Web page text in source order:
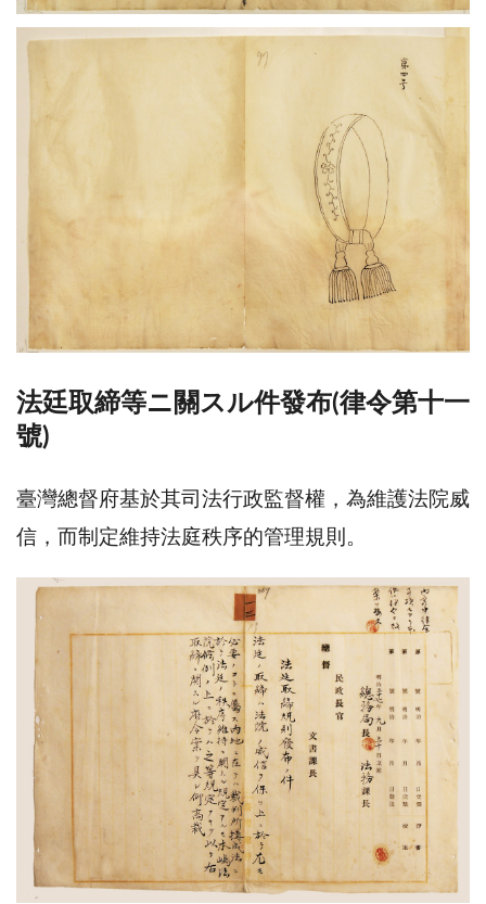
法廷取締等ニ關スル件發布(律令第十一
號)
臺灣總督府基於其司法行政監督權，為維護法院威
信，而制定維持法庭秩序的管理規則。